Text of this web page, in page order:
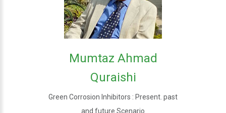
Mumtaz Ahmad
Quraishi
Green Corrosion Inhibitors : Present. past
and future Scenario